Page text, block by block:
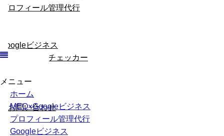
プロフィール管理代行
Googleビジネス
プロフィールチェッカー
GBP情報
会社概要
お問い合わせ
メニュー
ホーム
MEO×Googleビジネス
プロフィール管理代行
Googleビジネス